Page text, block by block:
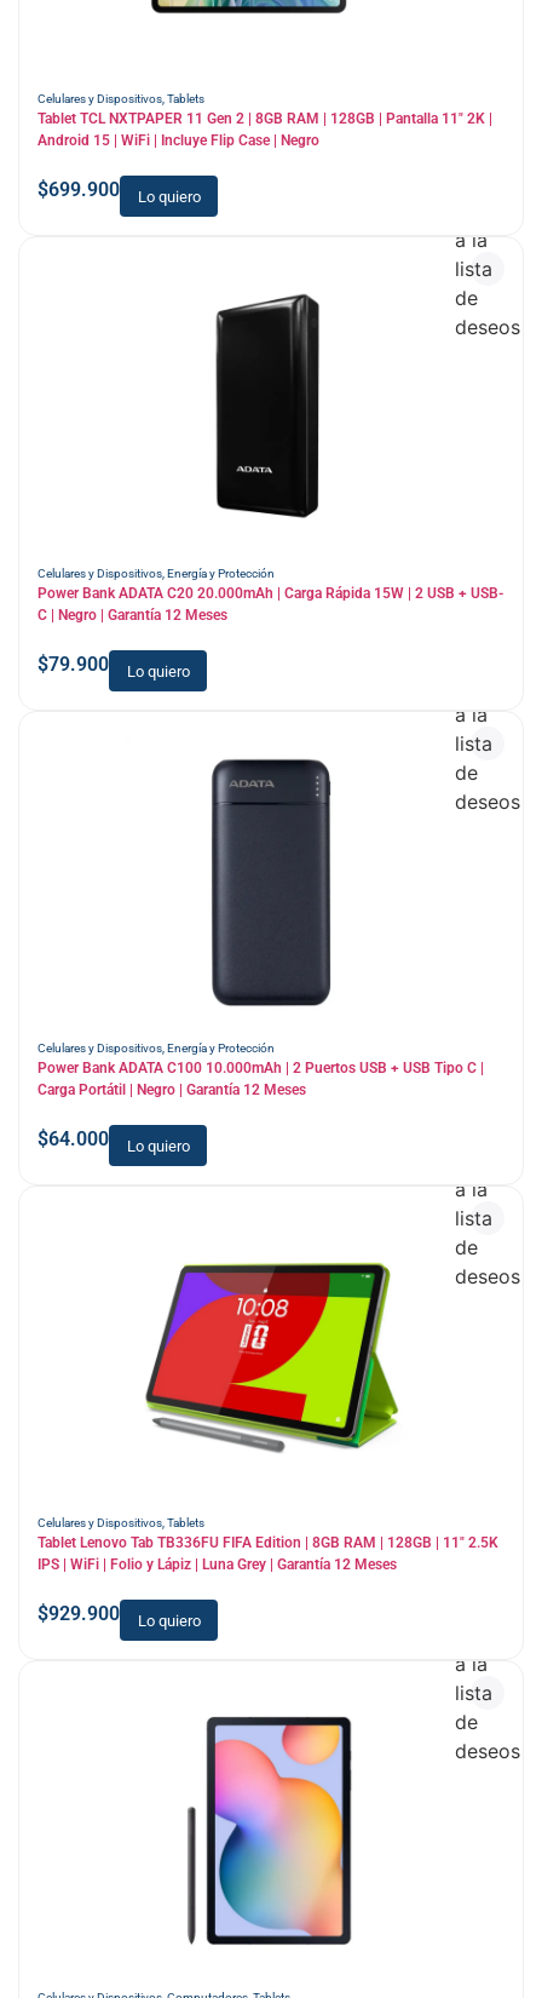
Celulares y Dispositivos,Tablets
Tablet TCL NXTPAPER 11 Gen 2 | 8GB RAM | 128GB | Pantalla 11″ 2K |
Android 15 | WiFi | Incluye Flip Case | Negro
$699.900 Lo quiero
Celulares y Dispositivos, Energía y Protección
Power Bank ADATA C20 20.000mAh | Carga Rápida 15W | 2 USB + USB-
C | Negro | Garantía 12 Meses
$79.900 Lo quiero
a la
lista
de
deseos
Celulares y Dispositivos, Energía y Protección
Power Bank ADATA C100 10.000mAh | 2 Puertos USB + USB Tipo C |
Carga Portátil | Negro | Garantía 12 Meses
$64.000 Lo quiero
a la
lista
de
deseos
Celulares y Dispositivos,Tablets
Tablet Lenovo Tab TB336FU FIFA Edition | 8GB RAM | 128GB | 11″ 2.5K
IPS | WiFi | Folio y Lápiz | Luna Grey | Garantía 12 Meses
$929.900 Lo quiero
a la
lista
de
deseos
a la
lista
de
deseos